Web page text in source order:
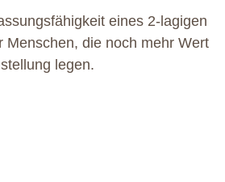
­eines 2-lagigen
Menschen, die noch mehr Wert
legen.